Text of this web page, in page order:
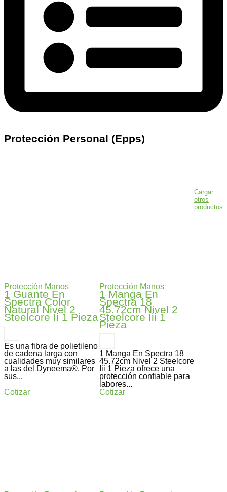
Protección Personal (Epps)
Protección Manos
1 Guante En
Spectra Color
Natural Nivel 2
Steelcore Ii 1 Pieza
Es una fibra de polietileno
de cadena larga con
cualidades muy similares
a las del Dyneema®. Por
sus...
Cotizar
Protección Manos
1 Manga En
Spectra 18
45.72cm Nivel 2
Steelcore Iii 1
Pieza
1 Manga En Spectra 18
45.72cm Nivel 2 Steelcore
Iii 1 Pieza ofrece una
protección confiable para
labores...
Cotizar
Cargar
otros
productos